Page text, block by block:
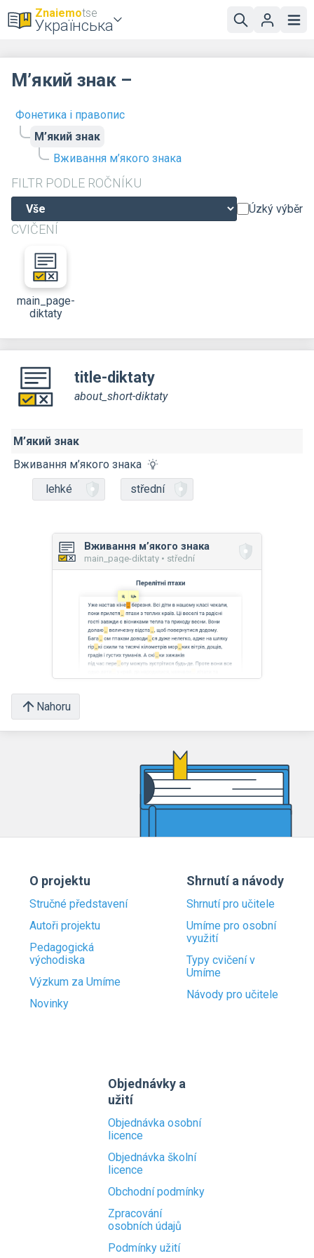
Znaiemotse
Українська
Фонетика і правопис
М’який знак
Вживання м’якого знака
FILTR PODLE ROČNÍKU
Úzký výběr
CVIČENÍ
main_page-
diktaty
М’який знак –
title-diktaty
about_short-diktaty
М’який знак
Вживання м’якого знака
lehké
střední
Вживання м’якого знака
main_page-diktaty • střední
Nahoru
O projektu
Stručné představení
Autoři projektu
Pedagogická
východiska
Výzkum za Umíme
Novinky
Shrnutí a návody
Shrnutí pro učitele
Umíme pro osobní
využití
Typy cvičení v
Umíme
Návody pro učitele
Objednávky a
užití
Objednávka osobní
licence
Objednávka školní
licence
Obchodní podmínky
Zpracování
osobních údajů
Podmínky užití